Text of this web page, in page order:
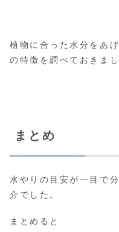
植物に合った水分をあ
の特徴を調べておきまし
まとめ
水やりの目安が一目で
介でした。
まとめると